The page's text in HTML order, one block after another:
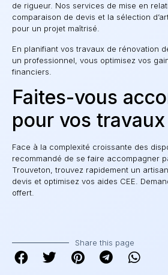
de rigueur. Nos services de mise en
comparaison de devis et la sélection
pour un projet maîtrisé.
En planifiant vos travaux de rénovation
un professionnel, vous optimisez vos
financiers.
Faites-vous
pour vos travaux
Face à la complexité croissante des
recommandé de se faire accompagner
Trouveton, trouvez rapidement un
devis et optimisez vos aides CEE.
offert
Share this page